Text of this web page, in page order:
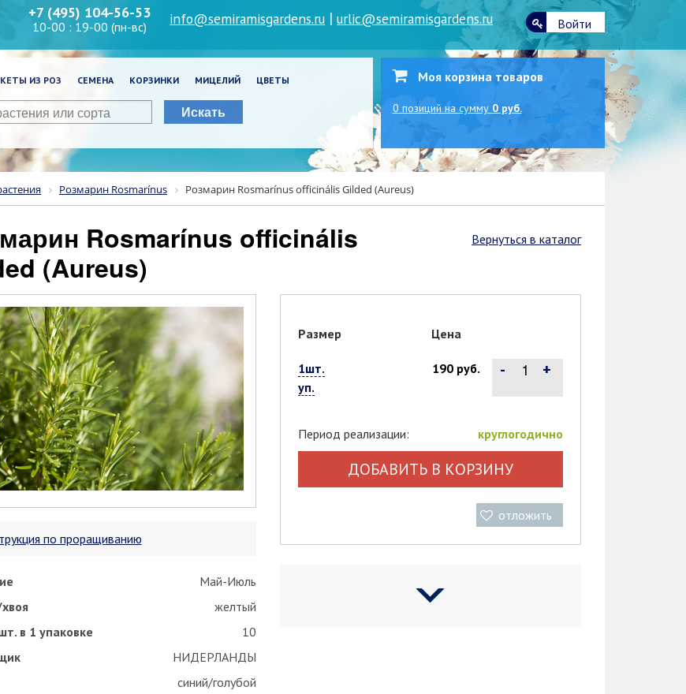
+7 (495) 104-56-53
10-00 : 19-00 (пн-вс) info@semiramisgardens.ru |urlic@semiramisgardens.ru Войти
ИЗ РОЗ СЕМЕНА КОРЗИНКИ МИЦЕЛИЙ ЦВЕТЫ
Искать
Моя корзина товаров
0 позиций на сумму 0 руб.
Розмарин Rosmarínus Розмарин Rosmarínus officinális Gilded (Aureus)
Вернуться в каталог
(Aureus)
по проращиванию
Май-Июль
желтый
в 1 упаковке
10
НИДЕРЛАНДЫ
синий/голубой
Размер Цена
1шт.
уп.
190 руб. - +
Период реализации: круглогодично
ДОБАВИТЬ В КОРЗИНУ
отложить